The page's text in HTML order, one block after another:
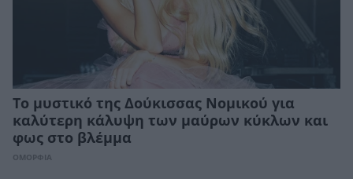
Το μυστικό της Δούκισσας Νομικού για
καλύτερη κάλυψη των μαύρων κύκλων και
φως στο βλέμμα
ΟΜΟΡΦΙΑ